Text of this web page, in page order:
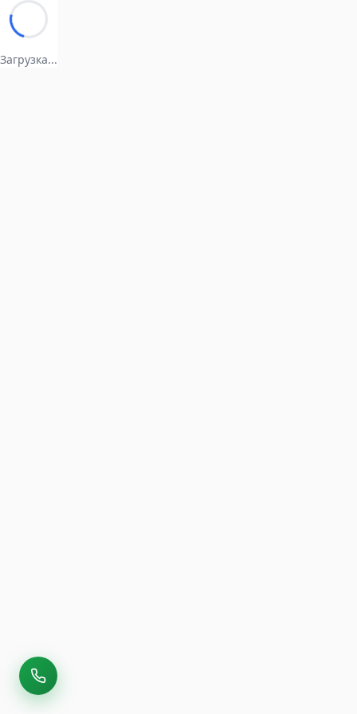
Загрузка...